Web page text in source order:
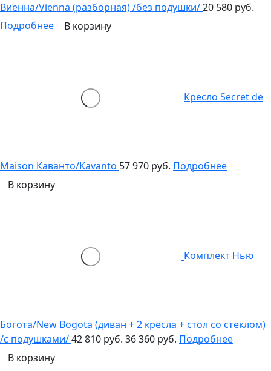
Виенна/Vienna (разборная) /без подушки/20 580 руб.
Подробнее
В корзину
Кресло Secret de
Maison Каванто/Kavanto 57 970 руб. Подробнее
В корзину
Комплект Нью
Богота/New Bogota (диван + 2 кресла + стол со стеклом)
/с подушками/42 810 руб. 36 360 руб. Подробнее
В корзину